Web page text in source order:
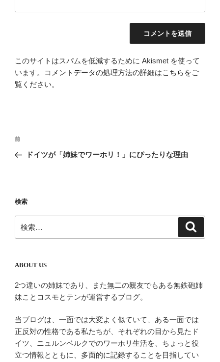
このサイトはスパムを低減するために Akismet を使って
います。
コメントデータの処理方法の詳細はこちらをご
覧ください。
投
ナ
ー
シ
ョ
前
の
前
ドイツが「姉妹でワーホリ！」にぴったりな理由
検索
索:
ABOUT US
2つ違いの姉妹であり、また無二の親友でもある無鉄砲姉
妹ことコスモとテンが運営するブログ。
当ブログは、一面では大変よく似ていて、ある一面では
正反対の性格である私たちが、それぞれの目から見たド
イツ、ニュルンベルクでのワーホリ生活を、ちょっと役
立つ情報とともに、多面的に記録することを目指してい